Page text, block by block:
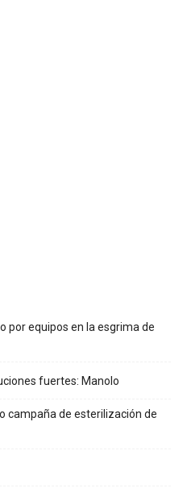
por equipos en la esgrima de
fuertes: Manolo
campaña de esterilización de